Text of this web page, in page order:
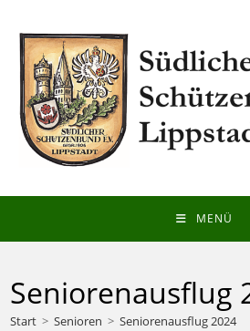
Inhalt
springen
MENÜ
Seniorenausflug
Start > Senioren > Seniorenausflug 2024